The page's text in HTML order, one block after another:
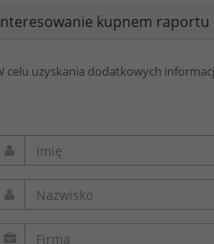
kupnem raportu
celu uzyskania dodatkowych